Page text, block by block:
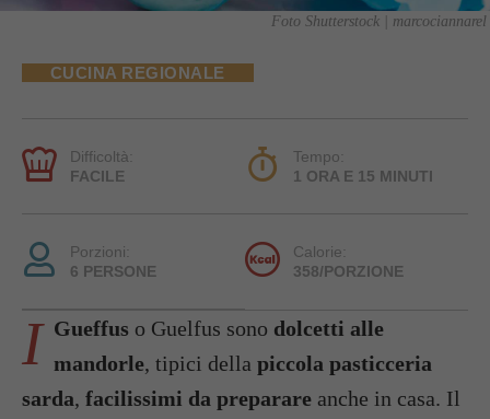
Foto Shutterstock | marcociannarel
CUCINA REGIONALE
Difficoltà:
FACILE
Tempo:
1 ORA E 15 MINUTI
Porzioni:
6 PERSONE
Calorie:
358/PORZIONE
I Gueffus o Guelfus sono dolcetti alle
mandorle, tipici della piccola pasticceria
sarda, facilissimi da preparare anche in casa. Il